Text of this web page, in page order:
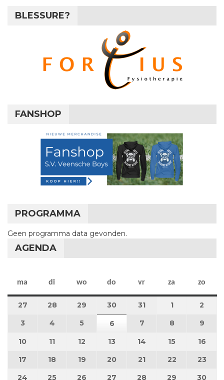
BLESSURE?
FANSHOP
PROGRAMMA
Geen programma data gevonden.
AGENDA
ma maandag
di dinsdag
wo woensdag
do donderdag
vr vrijdag
za zaterdag
zo
27 27 juli 2026
28 28 juli 2026
29 29 juli 2026
30 30 juli 2026
31 31 juli 2026
11 augustus
2
3 3 augustus 2026
4 4 augustus 2026
5 5 augustus 2026
6 6 augustus 2026
7 7 augustus 2026
8 8 augustus
9
10 10 augustus 2026
11 11 augustus 2026
12 12 augustus 2026
13 13 augustus 2026
14 14 augustus 2026
15 15 16
17 17 augustus 2026
18 18 augustus 2026
19 19 augustus 2026
20 20 augustus 2026
21 21 augustus 2026
22 22 23
24 24 augustus 2026
25 25 augustus 2026
26 26 augustus 2026
27 27 augustus 2026
28 28 augustus 2026
29 29 30